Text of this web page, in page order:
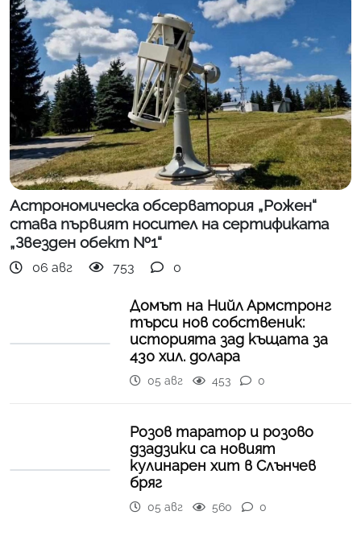
Астрономическа обсерватория „Рожен“
става първият носител на сертификата
„Звезден обект №1“
06 авг 753 0
Домът на Нийл Армстронг
търси нов собственик:
историята зад къщата за
430 хил. долара
05 авг 453 0
Розов таратор и розово
дзадзики са новият
кулинарен хит в Слънчев
бряг
05 авг 560 0